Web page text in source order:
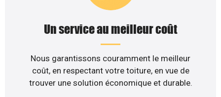
Un service au meilleur coût
Nous garantissons couramment le meilleur
coût, en respectant votre toiture, en vue de
trouver une solution économique et durable.